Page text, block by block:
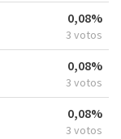
0,08%
3 votos
0,08%
3 votos
0,08%
3 votos